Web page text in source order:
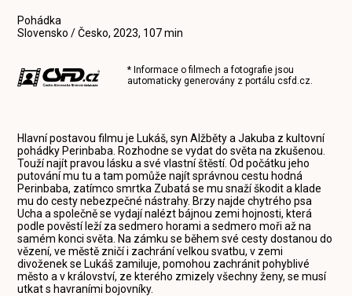
Pohádka
Slovensko / Česko, 2023, 107 min
* Informace o filmech a fotografie jsou
automaticky generovány z portálucsfd.cz.
Hlavní postavou filmu je Lukáš, syn Alžběty a Jakuba z kultovní
pohádky Perinbaba. Rozhodne se vydat do světa na zkušenou.
Touží najít pravou lásku a své vlastní štěstí. Od počátku jeho
putování mu tu a tam pomůže najít správnou cestu hodná
Perinbaba, zatímco smrtka Zubatá se mu snaží škodit a klade
mu do cesty nebezpečné nástrahy. Brzy najde chytrého psa
Ucha a společně se vydají nalézt bájnou zemi hojnosti, která
podle pověstí leží za sedmero horami a sedmero moři až na
samém konci světa. Na zámku se během své cesty dostanou do
vězení, ve městě zničí i zachrání velkou svatbu, v zemi
divoženek se Lukáš zamiluje, pomohou zachránit pohyblivé
město a v království, ze kterého zmizely všechny ženy, se musí
utkat s havraními bojovníky.